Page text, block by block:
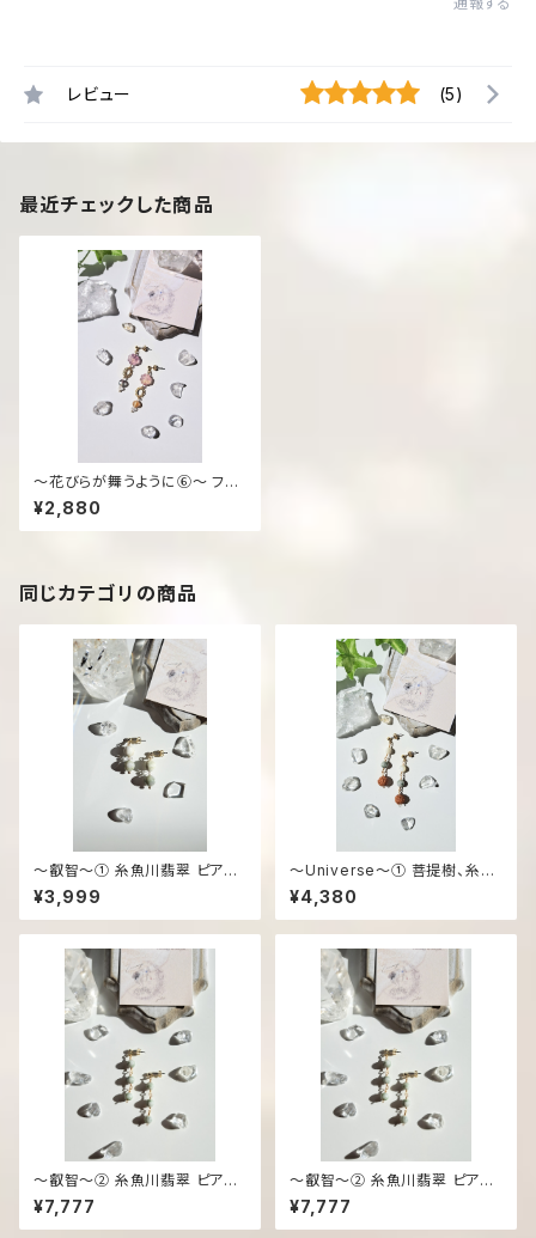
レビュー (5)
最近チェックした商品
〜花びらが舞うように⑥～ フロ
ーライト ピアス/イヤリング
¥2,880
同じカテゴリの商品
〜叡智～① 糸魚川翡翠 ピアス/
イヤリング
¥3,999
〜Universe～① 菩提樹、糸魚
川翡翠、マザーオブパール ピア
ス/イヤリング
¥4,380
〜叡智～② 糸魚川翡翠 ピアス/
イヤリング
¥7,777
〜叡智～② 糸魚川翡翠 ピアス/
イヤリング
¥7,777